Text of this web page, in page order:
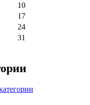
10
17
24
31